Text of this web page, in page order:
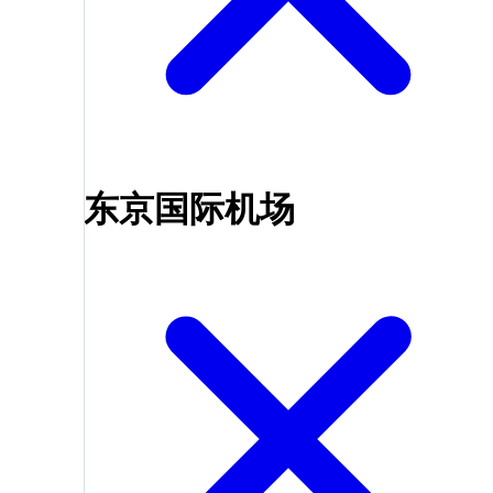
东京国际机场